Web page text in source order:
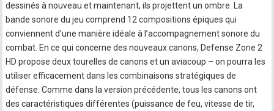
dessinés à nouveau et maintenant, ils projettent un ombre. La
bande sonore du jeu comprend 12 compositions épiques qui
conviennent d’une manière idéale à l’accompagnement sonore du
combat. En ce qui concerne des nouveaux canons, Defense Zone 2
HD propose deux tourelles de canons et un aviacoup – on pourra les
utiliser efficacement dans les combinaisons stratégiques de
défense. Comme dans la version précédente, tous les canons ont
des caractéristiques différentes (puissance de feu, vitesse de tir,